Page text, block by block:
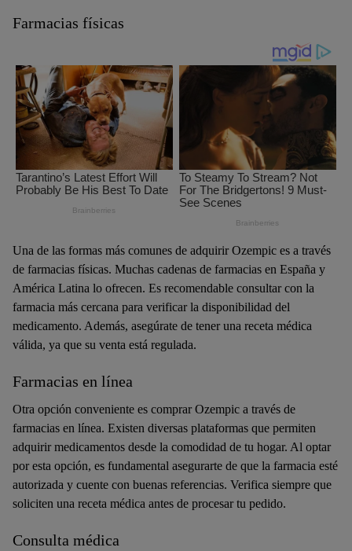
Farmacias físicas
Una de las formas más comunes de adquirir Ozempic es a través
de farmacias físicas. Muchas cadenas de farmacias en España y
América Latina lo ofrecen. Es recomendable consultar con la
farmacia más cercana para verificar la disponibilidad del
medicamento. Además, asegúrate de tener una receta médica
válida, ya que su venta está regulada.
Farmacias en línea
Otra opción conveniente es comprar Ozempic a través de
farmacias en línea. Existen diversas plataformas que permiten
adquirir medicamentos desde la comodidad de tu hogar. Al optar
por esta opción, es fundamental asegurarte de que la farmacia esté
autorizada y cuente con buenas referencias. Verifica siempre que
soliciten una receta médica antes de procesar tu pedido.
Consulta médica